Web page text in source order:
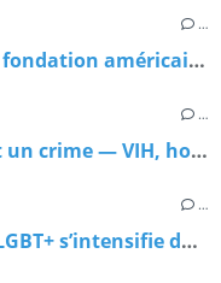
…
Family Watch International : La fondation américaine qui exporte l'homophobie dans le monde
…
Sénégal : Quand soigner devient un crime — VIH, homophobie d'État et paradoxe meurtrier
…
Biélorussie : La répression anti-LGBT+ s’intensifie dans l’ombre du Kremlin